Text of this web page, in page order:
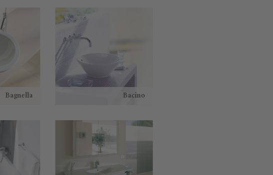
Bacino
Bagnella